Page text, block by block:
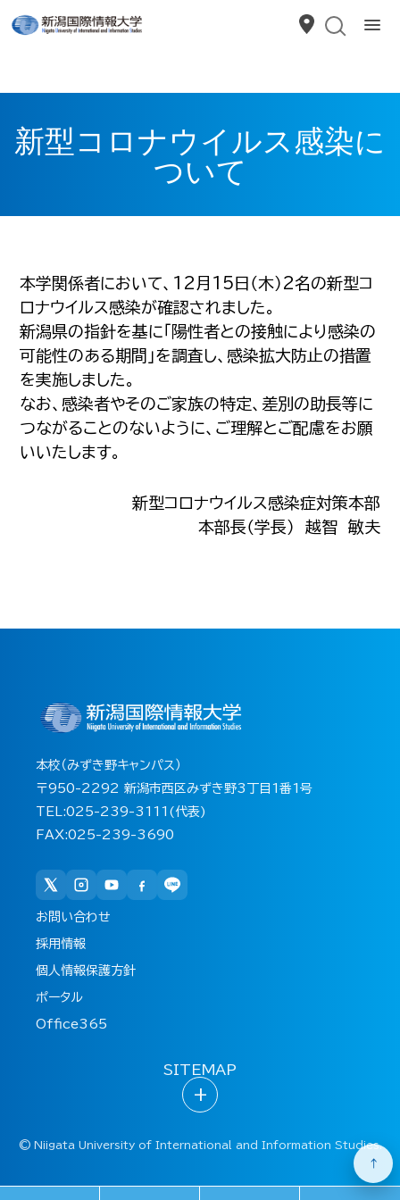
新型コロナウイルス感染に
ついて
本学関係者において、12月15日（木）2名の新型コ
ロナウイルス感染が確認されました。
新潟県の指針を基に「陽性者との接触により感染の
可能性のある期間」を調査し、感染拡大防止の措置
を実施しました。
なお、感染者やそのご家族の特定、差別の助長等に
つながることのないように、ご理解とご配慮をお願
いいたします。
新型コロナウイルス感染症対策本部
本部長（学長） 越智 敏夫
本校（みずき野キャンパス）
〒950-2292 新潟市西区みずき野3丁目1番1号
TEL:025-239-3111(代表)
FAX:025-239-3690
お問い合わせ
採用情報
個人情報保護方針
ポータル
Office365
SITEMAP
+
©Niigata University of International and Information Studies.
↑